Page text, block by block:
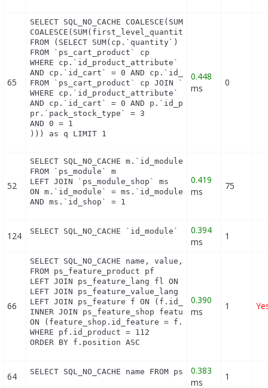
65
SELECT SQL_NO_CACHE
COALESCE(SUM(first_level_quantity), 0) as
FROM (SELECT SUM(cp.`quantity`) as
FROM `ps_cart_product` cp
WHERE cp.`id_product_attribute` = 0
AND cp.`id_cart` = 0 AND cp.`id_product` = 112
FROM `ps_cart_product` cp JOIN `ps_pack` p ON
WHERE cp.`id_product_attribute` = 0
AND cp.`id_cart` = 0 AND p.`id_product_item` =
pr.`pack_stock_type` = 3
AND 0 = 1
))) as q LIMIT 1
0.448
ms
0
52
SELECT SQL_NO_CACHE m.`id_module`, m.`name`,
FROM `ps_module` m
LEFT JOIN `ps_module_shop` ms
ON m.`id_module` = ms.`id_module`
AND ms.`id_shop` = 1
0.419
ms
75
124 SELECT SQL_NO_CACHE `id_module` FROM
0.394
ms
1
66
SELECT SQL_NO_CACHE name, value,
FROM ps_feature_product pf
LEFT JOIN ps_feature_lang fl ON (fl.id_feature
LEFT JOIN ps_feature_value_lang fvl ON
LEFT JOIN ps_feature f ON (f.id_feature =
INNER JOIN ps_feature_shop feature_shop
ON (feature_shop.id_feature = f.id_feature AND
WHERE pf.id_product = 112
ORDER BY f.position ASC
0.390
ms
1
64 SELECT SQL_NO_CACHE name FROM0.383
ms
1